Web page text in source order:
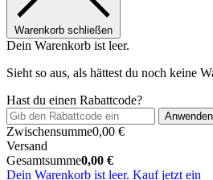
Warenkorb schließen
Dein Warenkorb ist leer.
Sieht so aus, als hättest du noch keine
Hast du einen Rabattcode?
Anwenden
Zwischensumme0,00 €
Versand
Gesamtsumme0,00 €
Dein Warenkorb ist leer. Kauf jetzt ein